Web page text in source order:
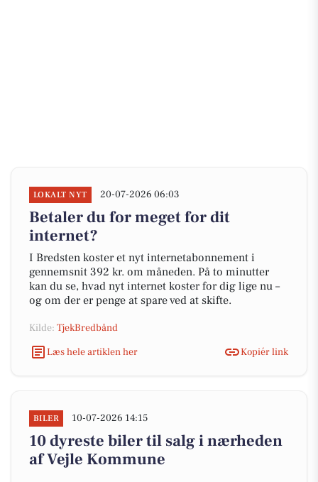
LOKALT NYT 20-07-2026 06:03
Betaler du for meget for dit
internet?
I Bredsten koster et nyt internetabonnement i
gennemsnit 392 kr. om måneden. På to minutter
kan du se, hvad nyt internet koster for dig lige nu –
og om der er penge at spare ved at skifte.
Kilde: TjekBredbånd
Læs hele artiklen her
Kopiér link
BILER 10-07-2026 14:15
10 dyreste biler til salg i nærheden
af Vejle Kommune